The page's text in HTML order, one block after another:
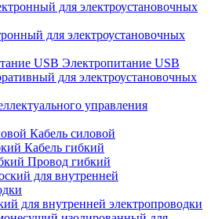
для электроустановочных
Электропитание USB
для электроустановочных
управления
Кабель силовой
Кабель гибкий
Провод гибкий
для внутренней электропроводки